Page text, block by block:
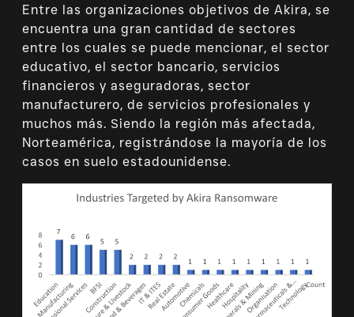
Entre las organizaciones objetivos de Akira, se
encuentra una gran cantidad de sectores
entre los cuales se puede mencionar, el sector
educativo, el sector bancario, servicios
financieros y aseguradoras, sector
manufacturero, de servicios profesionales y
muchos más. Siendo la región más afectada,
Norteamérica, registrándose la mayoría de los
casos en suelo estadounidense.